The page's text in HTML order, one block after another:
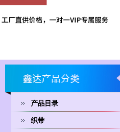
产品目录
织带